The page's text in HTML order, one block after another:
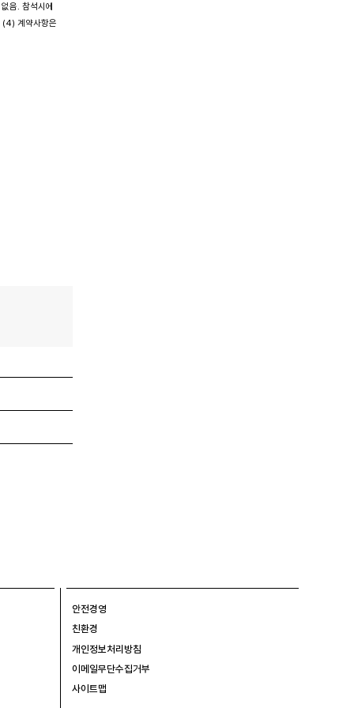
음. 참석시에
(4) 계약사항은
안전경영
친환경
개인정보처리방침
이메일무단수집거부
사이트맵